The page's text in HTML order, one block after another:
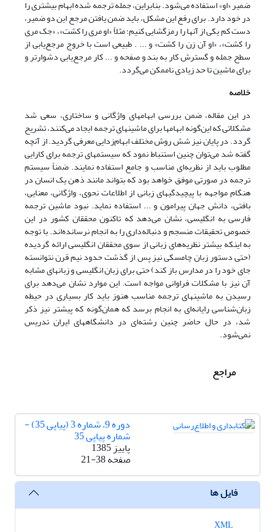
ضمیر «او» استفاده می‌شود. بنابراین، جمله ترجمه شده ابهام بیشتری را
در خود دارد. برای رفع این مشکل، باید ضمن یافتن مرجع این دو ضمیر،
دست کم یکی از آنها را رمزگشایی کنیم؛ مثلاً «او مری را کشت»، «جک مری
را کشت»، «او آن زن را کشت» و ... . طبیعی است با خروج مرجع‌یابی از
سطح جمله و گسترش کار به بند و صفحه و ... کار مرجع‌یابی دشوارتر و
برای ماشین تا حد زیادی ناممکن می‌گردد.
خلاصه
در این مقاله، ضمن بررسی ابهامهای واژگانی و ساختاری، سعی شد
مشکلاتی که این‌گونه ابهامها برای ماشینهای ترجمه ایجاد می‌کنند، تشریح
گردد. در پایان نیز شش روش مختلف ابهام‌زدایی معرفی گردید. از آنچه
گفته شد می‌توان چنین استنباط نمود که سیستمهای ترجمه برای کارایی
مطلوب باید از نظریه‌ای مناسب و جامع استفاده نمایند. ضمناً سیستم
ترجمه در صورتی موفق خواهد بود که بتواند مانند ذهن یک انسان در
هنگام مواجهه با پیچیدگیهای زبانی از اطلاعات نحوی، واژگانی، معنایی،
بافتی، دانش جهان پیرامون و ... استفاده نماید. نبود ماشین ترجمه
فارسی به انگلیسی، نشان می‌دهد که تاکنون محققان کشور در این
خصوص تحقیقات منسجم و دنباله‌داری را به انجام نرسانده‌اند. با توجه
به اینکه بیشتر نظریه‌های زبانی از سوی محققان انگلیسی ارائه گردیده
(حتی دستور زبان چامسکی نیز پس از گذشت حدود نیم قرن نتوانسته
جای خود را در مدارس باز کند) حتی برای زبان انگلیسی و زبانهای مشابه
آن نیز با مشکلات فراوانی مواجه است. این موارد نشان می‌دهد برای
رسیدن به ماشینهای ترجمه مناسب هنوز باید کار بسیاری در حیطه
زبان‌شناسی رایانه‌ای به انجام برسد که همان‌گونه که پیشتر نیز ذکر
شد، در حال حاضر چنین رشته‌ای در دانشگاههای ایران تدریس
نمی‌شود.
مراجع
دوره 9، شماره 3 (پیاپی 35) -
شماره پیاپی 35
پاییز 1385
صفحه21-38
فایل ها